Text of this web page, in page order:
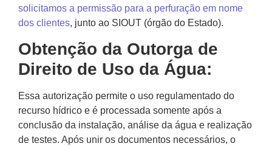
solicitamos a permissão para a perfuração em nome
dos clientes, junto ao SIOUT (órgão do Estado).
Obtenção da Outorga de
Direito de Uso da Água:
Essa autorização permite o uso regulamentado do
recurso hídrico e é processada somente após a
conclusão da instalação, análise da água e realização
de testes. Após unir os documentos necessários, o